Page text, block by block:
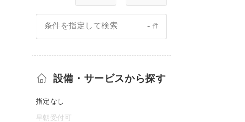
条件を指定して検索 - 件
設備・サービスから探す
指定なし
早朝受付可